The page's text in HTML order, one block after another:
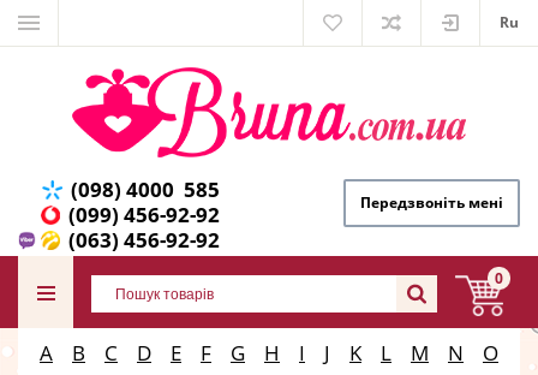
Ru
(098) 4000 585
(099) 456-92-92
(063) 456-92-92
Передзвоніть мені
0
A B C D E F G H I J K L M N
O